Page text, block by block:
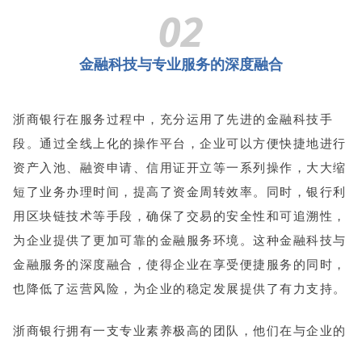
02
金融科技与专业服务的深度融合
浙商银行在服务过程中，充分运用了先进的金融科技手
段。通过全线上化的操作平台，企业可以方便快捷地进行
资产入池、融资申请、信用证开立等一系列操作，大大缩
短了业务办理时间，提高了资金周转效率。同时，银行利
用区块链技术等手段，确保了交易的安全性和可追溯性，
为企业提供了更加可靠的金融服务环境。这种金融科技与
金融服务的深度融合，使得企业在享受便捷服务的同时，
也降低了运营风险，为企业的稳定发展提供了有力支持。
浙商银行拥有一支专业素养极高的团队，他们在与企业的